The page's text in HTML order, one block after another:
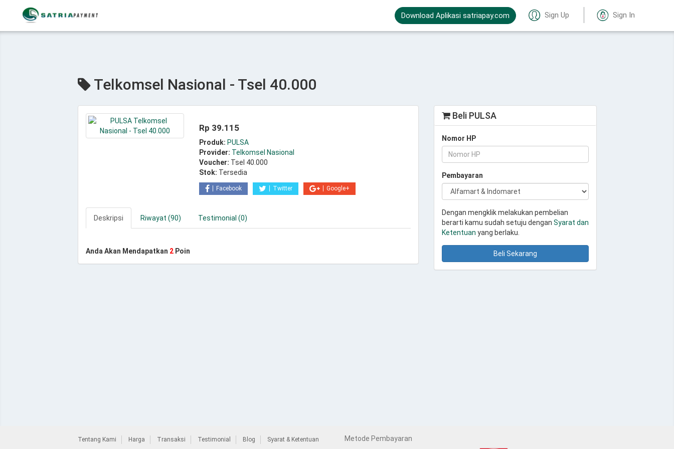
Download Aplikasi satriapay.com Sign Up Sign In
Telkomsel Nasional - Tsel 40.000
Rp 39.115
Produk: PULSA
Provider: Telkomsel Nasional
Voucher: Tsel 40.000
Stok: Tersedia
Facebook Twitter Google+
Deskripsi Riwayat (90) Testimonial (0)
Anda Akan Mendapatkan 2Poin
Beli PULSA
Nomor HP
Pembayaran
Dengan mengklik melakukan pembelian
berarti kamu sudah setuju dengan Syarat dan
Ketentuan yang berlaku.
Beli Sekarang
Tentang Kami Harga Transaksi Testimonial Blog Syarat & Ketentuan Metode Pembayaran